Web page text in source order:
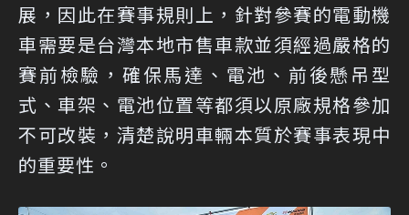
展，因此在賽事規則上，針對參賽的電動機
車需要是台灣本地市售車款並須經過嚴格的
賽前檢驗，確保馬達、電池、前後懸吊型
式、車架、電池位置等都須以原廠規格參加
不可改裝，清楚說明車輛本質於賽事表現中
的重要性。